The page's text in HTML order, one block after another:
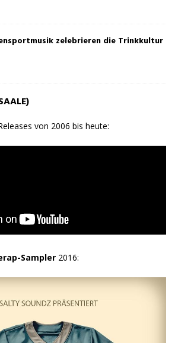
zelebrieren die Trinkkultur
von 2006 bis heute:
Sampler 2016: